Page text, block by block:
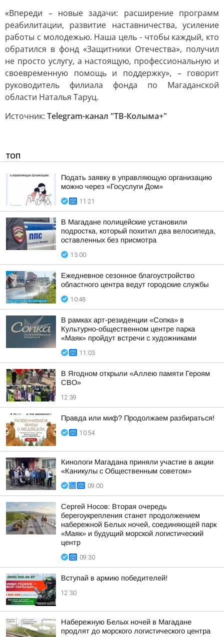
«Впереди –новые задачи: расширение программ
реабилитации, развитие наставничества, усиление
работы с молодежью. Наша цель - чтобы каждый, кто
обратился в фонд «Защитники Отечества», получил
не просто услугу, а настоящую, профессиональную и
своевременную помощь и поддержку», – говорит
руководитель филиала фонда по Магаданской
области Наталья Таруц.
Источник: Telegram-канал "ТВ-Колыма+"
ТОП
Подать заявку в управляющую организацию
можно через «Госуслуги Дом»
11:21
В Магадане полицейские установили
подростка, который похитил два велосипеда,
оставленных без присмотра
13:00
Ежедневное сезонное благоустройство
областного центра ведут городские службы
10:48
В рамках арт-резиденции «Сопка» в
Культурно-общественном центре парка
«Маяк» пройдут встречи с художниками
11:03
В Ягодном открыли «Аллею памяти Героям
СВО»
12:39
Правда или миф? Продолжаем разбираться!
10:54
Кинологи Магадана приняли участие в акции
«Каникулы с Общественным советом»
09:00
Сергей Носов: Вторая очередь
берегоукрепления станет продолжением
набережной Белых ночей, соединяющей парк
«Маяк» и будущий морской логистический
центр
09:30
Вступай в армию победителей!
12:30
Набережную Белых ночей в Магадане
продлят до морского логистического центра